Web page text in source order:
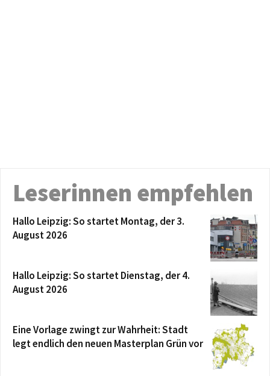
Leserinnen empfehlen
Hallo Leipzig: So startet Montag, der 3.
August 2026
Hallo Leipzig: So startet Dienstag, der 4.
August 2026
Eine Vorlage zwingt zur Wahrheit: Stadt
legt endlich den neuen Masterplan Grün vor